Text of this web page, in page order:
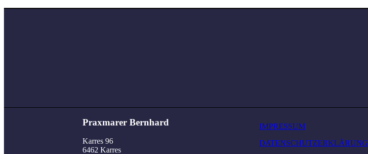
Praxmarer Bernhard
Karres 96
6462 Karres
IMPRESSUM
DATENSCHUTZERKLÄRUNG